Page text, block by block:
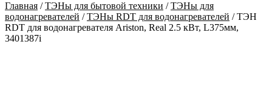
Главная /ТЭНы для бытовой техники /ТЭНы для
водонагревателей /ТЭНы RDT для водонагревателей /ТЭН
RDT для водонагревателя Ariston, Real 2.5 кВт, L375мм,
3401387i